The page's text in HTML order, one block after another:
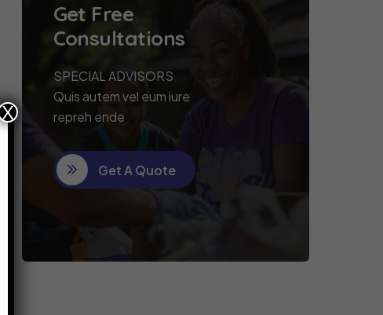
Get Free
Consultations
SPECIAL ADVISORS
Quis autem vel eum iure
repreh ende
Get A Quote
X